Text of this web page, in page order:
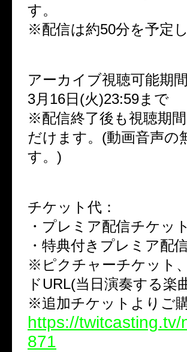
す。
※配信は約50分を予定
アーカイブ視聴可能期間
3月16日(火)23:59まで
※配信終了後も視聴期
だけます。(動画音声の
す。)
チケット代：
・プレミア配信チケッ
・特典付きプレミア配
※ピクチャーチケット
ドURL(当日演奏する楽
※追加チケットよりご
https://
871